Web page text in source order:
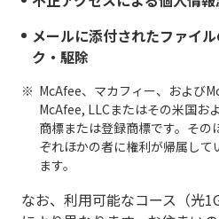
メールに添付されたファイ
ク・駆除
McAfee、マカフィー、および
McAfee, LLCまたはその米国お
商標または登録商標です。そ
ぞれほかの者に権利が帰属して
ます。
なお、利用可能なコース（光